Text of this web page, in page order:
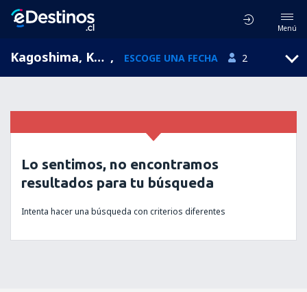
Menú
Kagoshima, Kagoshima Airport, Kagoshima, Japón (KOJ) , ESCOGE UNA FECHA 2
Lo sentimos, no encontramos
resultados para tu búsqueda
Intenta hacer una búsqueda con criterios diferentes